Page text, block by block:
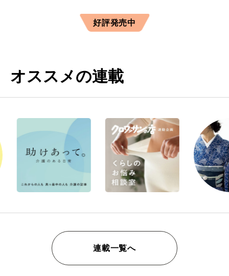
好評発売中
オススメの連載
連載一覧へ